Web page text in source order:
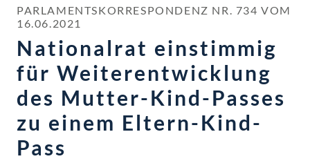
PARLAMENTSKORRESPONDENZ NR. 734 VOM
16.06.2021
Nationalrat einstimmig
für Weiterentwicklung
des Mutter-Kind-Passes
zu einem Eltern-Kind-
Pass